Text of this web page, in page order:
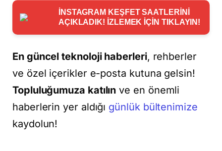
İNSTAGRAM KEŞFET SAATLERİNİ
AÇIKLADIK! İZLEMEK İÇİN TIKLAYIN!
En güncel teknoloji haberleri, rehberler
ve özel içerikler e-posta kutuna gelsin!
Topluluğumuza katılın ve en önemli
haberlerin yer aldığı günlük bültenimize
kaydolun!